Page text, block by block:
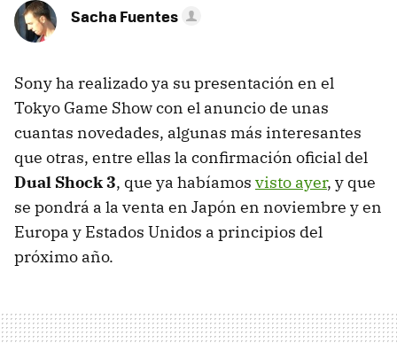
Sacha Fuentes
Sony ha realizado ya su presentación en el
Tokyo Game Show con el anuncio de unas
cuantas novedades, algunas más interesantes
que otras, entre ellas la confirmación oficial del
Dual Shock 3, que ya habíamos visto ayer, y que
se pondrá a la venta en Japón en noviembre y en
Europa y Estados Unidos a principios del
próximo año.